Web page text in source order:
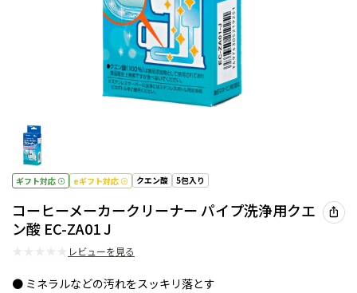
ギフト対応 eギフト対応 クエン酸 5包入り
コーヒーメーカークリーナー パイプ洗浄用クエ
ン酸 EC-ZA01 J
レビューを見る
● ミネラルなどの汚れをスッキリ落とす